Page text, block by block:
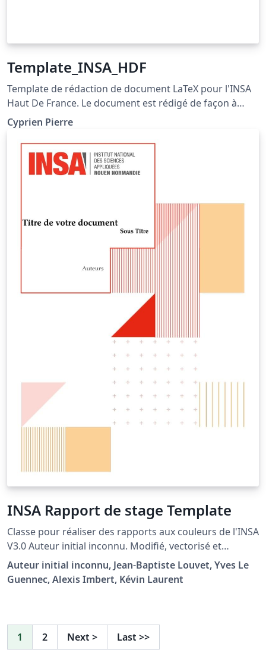
Template_INSA_HDF
Template de rédaction de document LaTeX pour l'INSA
Haut De France. Le document est rédigé de façon à
fournir des explications quand à son fonctionnement.
Cyprien Pierre
INSA Rapport de stage Template
Classe pour réaliser des rapports aux couleurs de l'INSA
V3.0 Auteur initial inconnu. Modifié, vectorisé et
actualisé par Jean-Baptiste Louvet Adaptations par Yves
Le Guennec Mise à jour à la charte graphique 2023, par
Auteur initial inconnu, Jean-Baptiste Louvet, Yves Le
Guennec, Alexis Imbert, Kévin Laurent
1 2 Next > Last >>